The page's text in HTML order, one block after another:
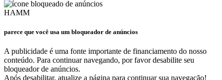
HAMM
parece que você usa um bloqueador de anúncios
A publicidade é uma fonte importante de financiamento do nosso
conteúdo. Para continuar navegando, por favor desabilite seu
bloqueador de anúncios.
Após desabilitar, atualize a página para continuar sua navegação!